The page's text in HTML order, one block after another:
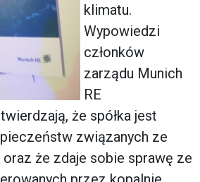
klimatu.
Wypowiedzi
członków
zarządu Munich
RE
że spółka jest
związanych ze
że zdaje sobie sprawę ze